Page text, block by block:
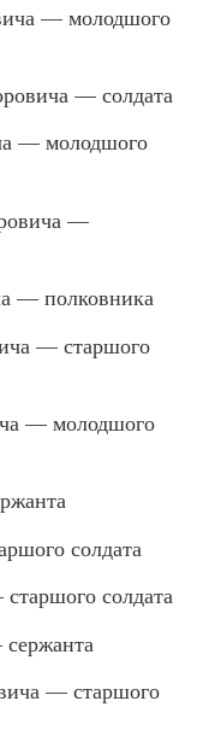
— молодшого
— солдата
— молодшого
—
— полковника
— старшого
— молодшого
солдата
солдата
— старшого